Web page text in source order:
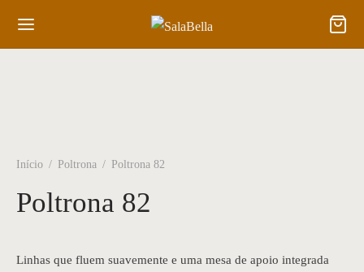
Início / Poltrona / Poltrona 82
Poltrona 82
Linhas que fluem suavemente e uma mesa de apoio integrada